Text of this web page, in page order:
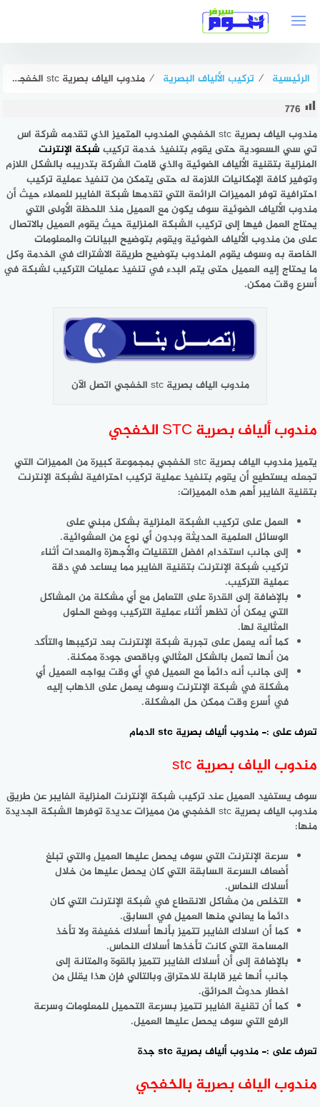
الرئيسية ⁄ تركيب الألياف البصرية ⁄ مندوب الياف بصرية stc الخفجي متميز | هوم سيرفر
776
مندوب الياف بصرية stc الخفجي المندوب المتميز الذي تقدمه شركة اس
تي سي السعودية حتى يقوم بتنفيذ خدمة تركيب شبكة الإنترنت
المنزلية بتقنية الألياف الضوئية والذي قامت الشركة بتدريبه بالشكل اللازم
وتوفير كافة الإمكانيات اللازمة له حتى يتمكن من تنفيذ عملية تركيب
احترافية توفر المميزات الرائعة التي تقدمها شبكة الفايبر للعملاء حيث أن
مندوب الألياف الضوئية سوف يكون مع العميل منذ اللحظة الأولى التي
يحتاج العمل فيها إلى تركيب الشبكة المنزلية حيث يقوم العميل بالاتصال
على من مندوب الألياف الضوئية ويقوم بتوضيح البيانات والمعلومات
الخاصة به وسوف يقوم المندوب بتوضيح طريقة الاشتراك في الخدمة وكل
ما يحتاج إليه العميل حتى يتم البدء في تنفيذ عمليات التركيب لشبكة في
أسرع وقت ممكن.
مندوب الياف بصرية stc الخفجي اتصل الآن
مندوب ألياف بصرية STC الخفجي
يتميز مندوب الياف بصرية stc الخفجي بمجموعة كبيرة من المميزات التي
تجعله يستطيع أن يقوم بتنفيذ عملية تركيب احترافية لشبكة الإنترنت
بتقنية الفايبر أهم هذه المميزات:
العمل على تركيب الشبكة المنزلية بشكل مبني على
الوسائل العلمية الحديثة وبدون أي نوع من العشوائية.
إلى جانب استخدام افضل التقنيات والأجهزة والمعدات أثناء
تركيب شبكة الإنترنت بتقنية الفايبر مما يساعد في دقة
عملية التركيب.
بالإضافة إلى القدرة على التعامل مع أي مشكلة من المشاكل
التي يمكن أن تظهر أثناء عملية التركيب ووضع الحلول
المثالية لها.
كما أنه يعمل على تجربة شبكة الإنترنت بعد تركيبها والتأكد
من أنها تعمل بالشكل المثالي وباقصى جودة ممكنة.
إلى جانب أنه دائماً مع العميل في أي وقت يواجه العميل أي
مشكلة في شبكة الإنترنت وسوف يعمل على الذهاب إليه
في أسرع وقت ممكن حل المشكلة.
تعرف على :-مندوب ألياف بصرية stc الدمام
مندوب الياف بصرية stc
سوف يستفيد العميل عند تركيب شبكة الإنترنت المنزلية الفايبر عن طريق
مندوب الياف بصرية stc الخفجي من مميزات عديدة توفرها الشبكة الجديدة
منها:
سرعة الإنترنت التي سوف يحصل عليها العميل والتي تبلغ
أضعاف السرعة السابقة التي كان يحصل عليها من خلال
أسلاك النحاس.
التخلص من مشاكل الانقطاع في شبكة الإنترنت التي كان
دائماً ما يعاني منها العميل في السابق.
كما أن اسلاك الفايبر تتميز بأنها أسلاك خفيفة ولا تأخذ
المساحة التي كانت تأخذها أسلاك النحاس.
بالإضافة إلى أن أسلاك الفايبر تتميز بالقوة والمتانة إلى
جانب أنها غير قابلة للاحتراق وبالتالي فإن هذا يقلل من
اخطار حدوث الحرائق.
كما أن تقنية الفايبر تتميز بسرعة التحميل للمعلومات وسرعة
الرفع التي سوف يحصل عليها العميل.
تعرف على :-مندوب ألياف بصرية stc جدة
مندوب الياف بصرية بالخفجي